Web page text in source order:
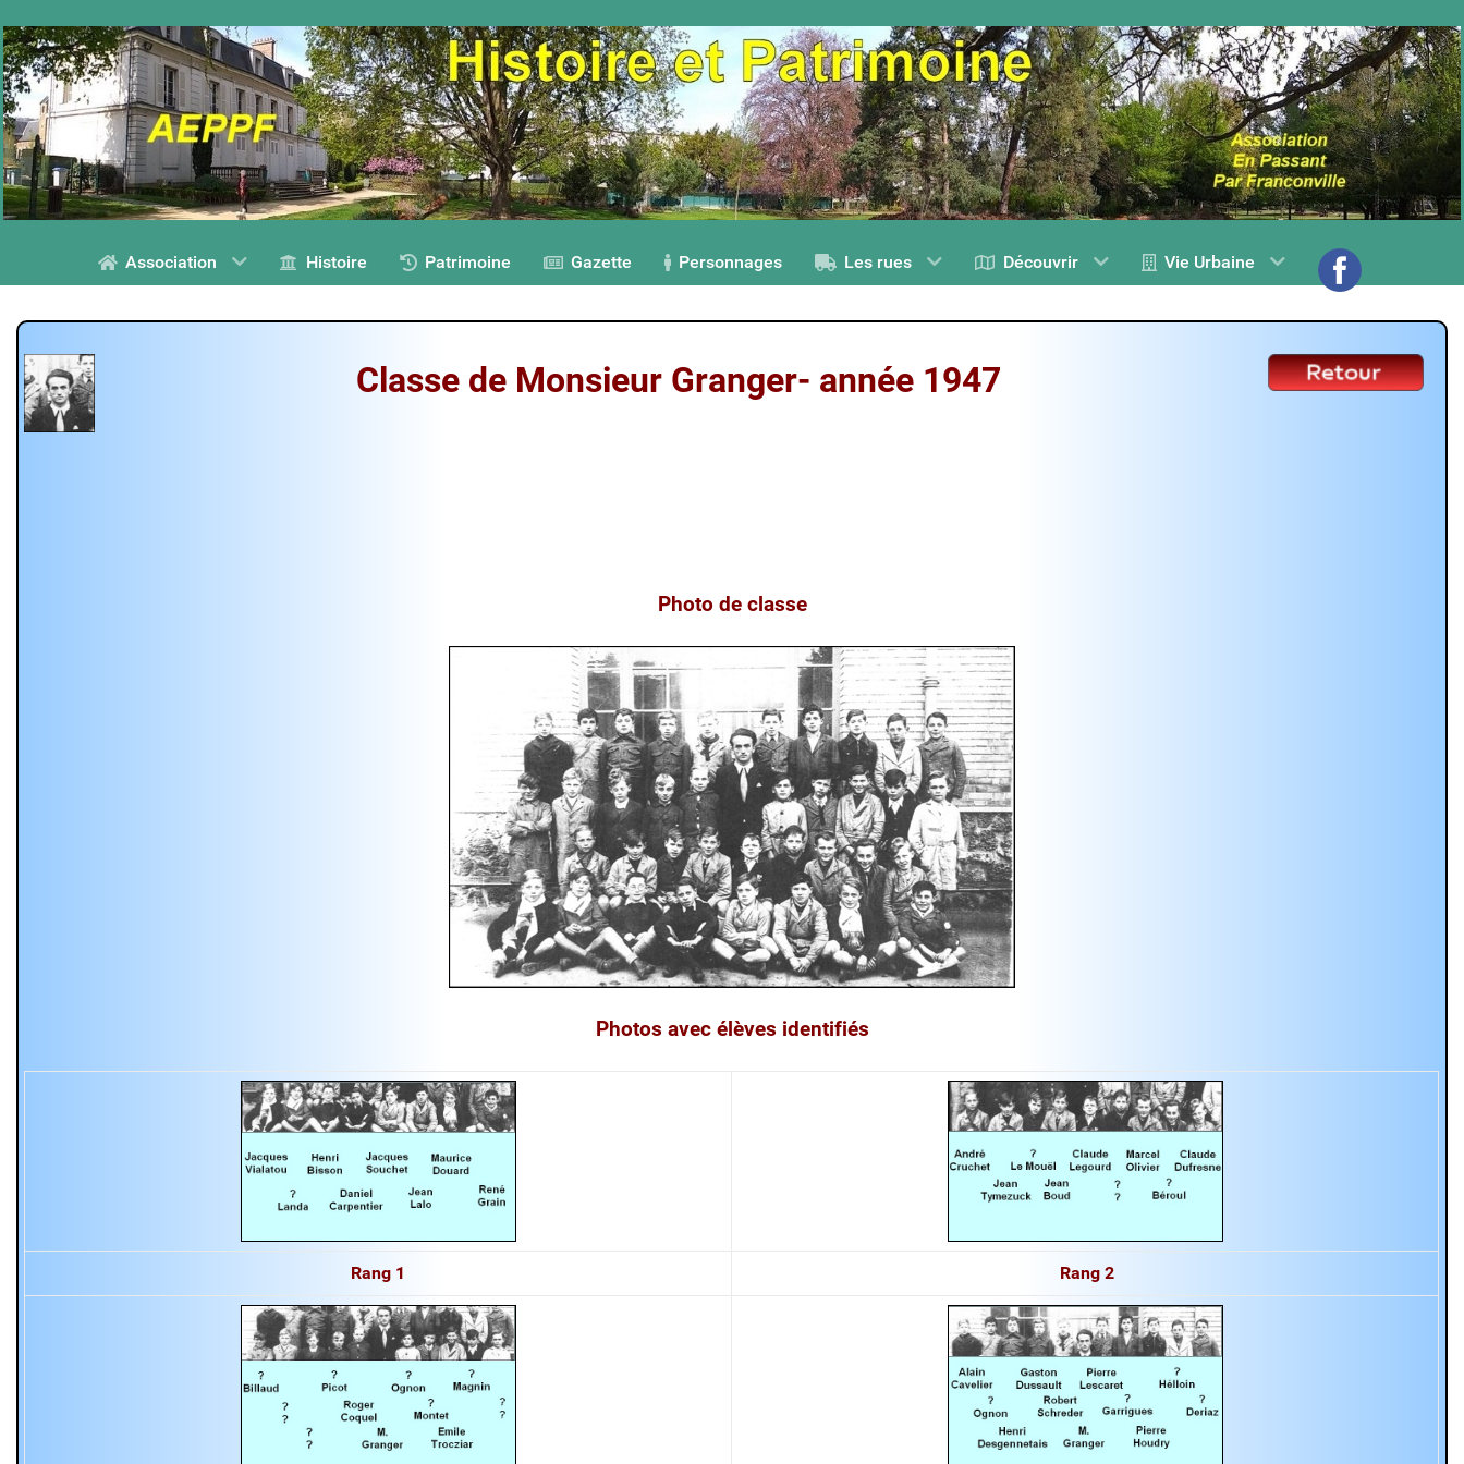
Association Histoire Patrimoine Gazette Personnages Les rues Découvrir Vie Urbaine
Classe de Monsieur Granger- année 1947
Photo de classe
Photos avec élèves identifiés
Rang 1 Rang 2